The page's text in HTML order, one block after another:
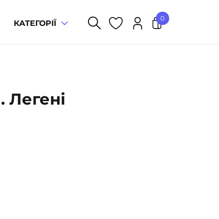
КАТЕГОРІЇ
0
Легені